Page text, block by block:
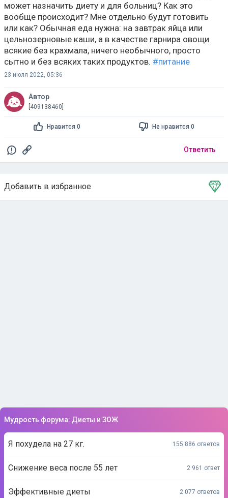
может назначить диету и для больниц? Как это
вообще происходит? Мне отдельно будут готовить
или как? Обычная еда нужна: на завтрак яйца или
цельнозерновые каши, а в качестве гарнира овощи
всякие без крахмала, ничего необычного, просто
сытно и без всяких таких продуктов. #питание
23 июля 2022, 05:36
Автор
[409138460]
Нравится 0 Не нравится 0
Ответить
Добавить в избранное
Тема в избранном
Мудрость форума: Диеты и ЗОЖ
Я похудела на 27 кг. 155 886 ответов
Снижение веса после 55 лет 2 961 ответ
Эффективные диеты 2 077 ответов